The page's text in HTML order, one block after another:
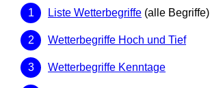
Liste Wetterbegriffe (alle Begriffe)
Wetterbegriffe Hoch und Tief
Wetterbegriffe Kenntage